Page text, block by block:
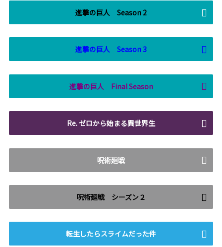
進撃の巨人 Season 2
進撃の巨人 Season 3
進撃の巨人 Final Season
Re. ゼロから始まる異世界生
呪術廻戦
呪術廻戦 シーズン２
転生したらスライムだった件